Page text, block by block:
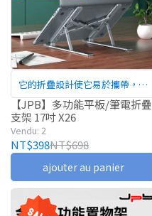
它的折疊設計使它易於攜帶，而
且可調節的角度讓你可以根據自
己的需求調整平板/筆電的高度和
角度。
【JPB】多功能平板/筆電折疊
支架 17吋 X26
Vendu: 2
NT$398NT$698
ajouter au panier